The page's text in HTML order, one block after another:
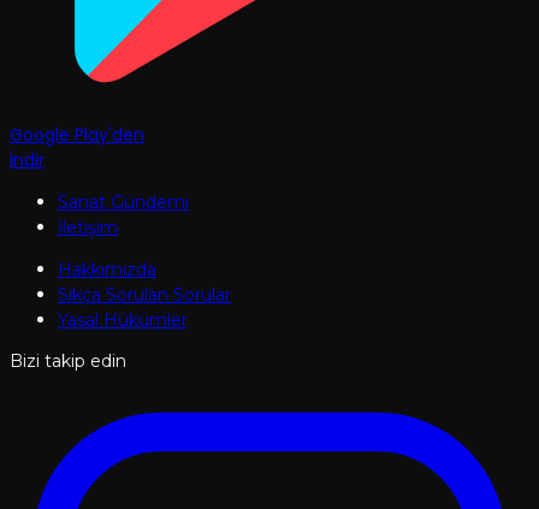
Google Play'den
İndir
Sanat Gündemi
İletişim
Hakkımızda
Sıkça Sorulan Sorular
Yasal Hükümler
Bizi takip edin